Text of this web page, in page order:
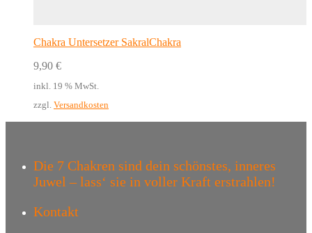
Chakra Untersetzer SakralChakra
9,90 €
inkl. 19 % MwSt.
zzgl. Versandkosten
Die 7 Chakren sind dein schönstes, inneres
Juwel – lass‘ sie in voller Kraft erstrahlen!
Kontakt